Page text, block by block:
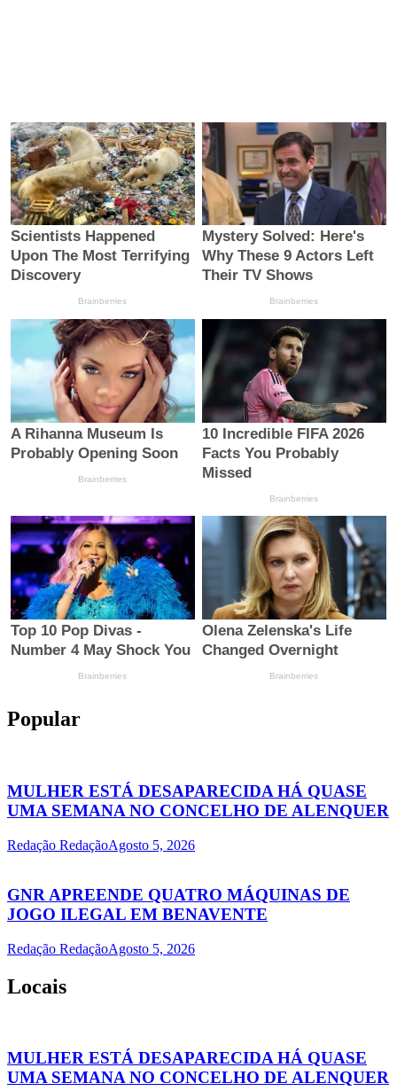
Popular
MULHER ESTÁ DESAPARECIDA HÁ QUASE
UMA SEMANA NO CONCELHO DE ALENQUER
Redação RedaçãoAgosto 5, 2026
GNR APREENDE QUATRO MÁQUINAS DE
JOGO ILEGAL EM BENAVENTE
Redação RedaçãoAgosto 5, 2026
Locais
MULHER ESTÁ DESAPARECIDA HÁ QUASE
UMA SEMANA NO CONCELHO DE ALENQUER